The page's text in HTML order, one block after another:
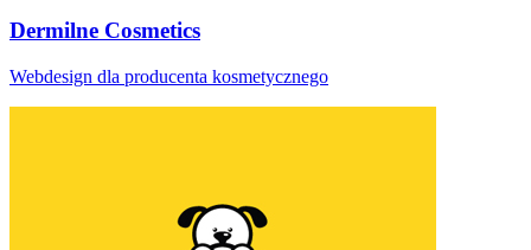
Dermilne Cosmetics
Webdesign dla producenta kosmetycznego